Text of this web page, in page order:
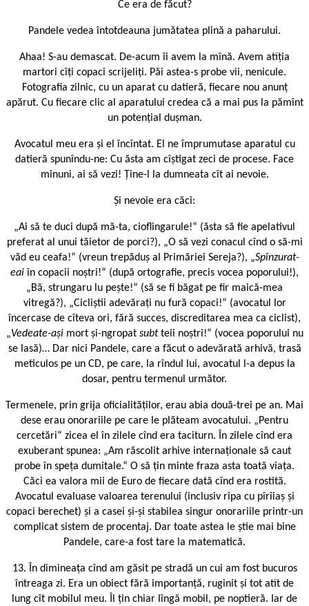
Ce era de făcut?
Pandele vedea întotdeauna jumătatea plină a paharului.
Ahaa! S-au demascat. De-acum îi avem la mînă. Avem atîția
martori cîți copaci scrijeliți. Păi astea-s probe vii, nenicule.
Fotografia zilnic, cu un aparat cu datieră, fiecare nou anunț
apărut. Cu fiecare clic al aparatului credea că a mai pus la pămînt
un potențial dușman.
Avocatul meu era și el încîntat. El ne împrumutase aparatul cu
datieră spunîndu-ne: Cu ăsta am cîștigat zeci de procese. Face
minuni, ai să vezi! Ține-l la dumneata cît ai nevoie.
Și nevoie era căci:
„Ai să te duci după mă-ta, cioflingarule!“ (ăsta să fie apelativul
preferat al unui tăietor de porci?), „O să vezi conacul cînd o să-mi
văd eu ceafa!“ (vreun trepăduș al Primăriei Sereja?), „Spînzurat-
eaiîn copacii noștri!“ (după ortografie, precis vocea poporului!),
„Bă, strungaru lu pește!“ (să se fi băgat pe fir maică-mea
vitregă?), „Cicliștii adevărați nu fură copaci!“ (avocatul lor
încercase de cîteva ori, fără succes, discreditarea mea ca ciclist),
„Vedeate-ași mort și-ngropat subtteii noștri!“ (vocea poporului nu
se lasă)… Dar nici Pandele, care a făcut o adevărată arhivă, trasă
meticulos pe un CD, pe care, la rîndul lui, avocatul l-a depus la
dosar, pentru termenul următor.
Termenele, prin grija oficialităților, erau abia două-trei pe an. Mai
dese erau onorariile pe care le plăteam avocatului. „Pentru
cercetări“ zicea el în zilele cînd era taciturn. În zilele cînd era
exuberant spunea: „Am răscolit arhive internaționale să caut
probe în speța dumitale.“ O să țin minte fraza asta toată viața.
Căci ea valora mii de Euro de fiecare dată cînd era rostită.
Avocatul evaluase valoarea terenului (inclusiv rîpa cu pîrîiaș și
copaci berechet) și a casei și-și stabilea singur onorariile printr-un
complicat sistem de procentaj. Dar toate astea le știe mai bine
Pandele, care-a fost tare la matematică.
13. În dimineața cînd am găsit pe stradă un cui am fost bucuros
întreaga zi. Era un obiect fără importanță, ruginit și tot atît de
lung cît mobilul meu. Îl țin chiar lîngă mobil, pe noptieră. Iar de